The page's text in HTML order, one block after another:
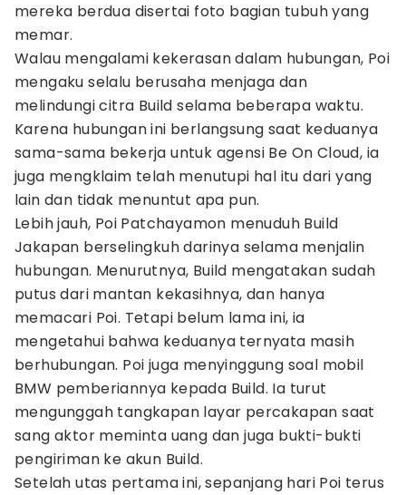
mereka berdua disertai foto bagian tubuh yang
memar.
Walau mengalami kekerasan dalam hubungan, Poi
mengaku selalu berusaha menjaga dan
melindungi citra Build selama beberapa waktu.
Karena hubungan ini berlangsung saat keduanya
sama-sama bekerja untuk agensi Be On Cloud, ia
juga mengklaim telah menutupi hal itu dari yang
lain dan tidak menuntut apa pun.
Lebih jauh, Poi Patchayamon menuduh Build
Jakapan berselingkuh darinya selama menjalin
hubungan. Menurutnya, Build mengatakan sudah
putus dari mantan kekasihnya, dan hanya
memacari Poi. Tetapi belum lama ini, ia
mengetahui bahwa keduanya ternyata masih
berhubungan. Poi juga menyinggung soal mobil
BMW pemberiannya kepada Build. Ia turut
mengunggah tangkapan layar percakapan saat
sang aktor meminta uang dan juga bukti-bukti
pengiriman ke akun Build.
Setelah utas pertama ini, sepanjang hari Poi terus